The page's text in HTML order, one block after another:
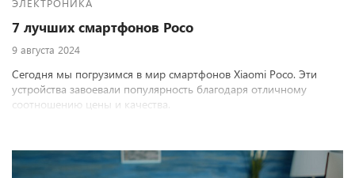
ЭЛЕКТРОНИКА
7 лучших смартфонов Poco
9 августа 2024
Сегодня мы погрузимся в мир смартфонов Xiaomi Poco. Эти
устройства завоевали популярность благодаря отличному
соотношению цены и качества.